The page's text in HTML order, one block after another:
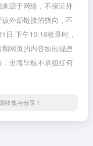
源于网络，不保证外
外部链接的指向，不
日 下午10:16收录时，
网页的内容如出现违
出海导航不承担任何
收集与分享！